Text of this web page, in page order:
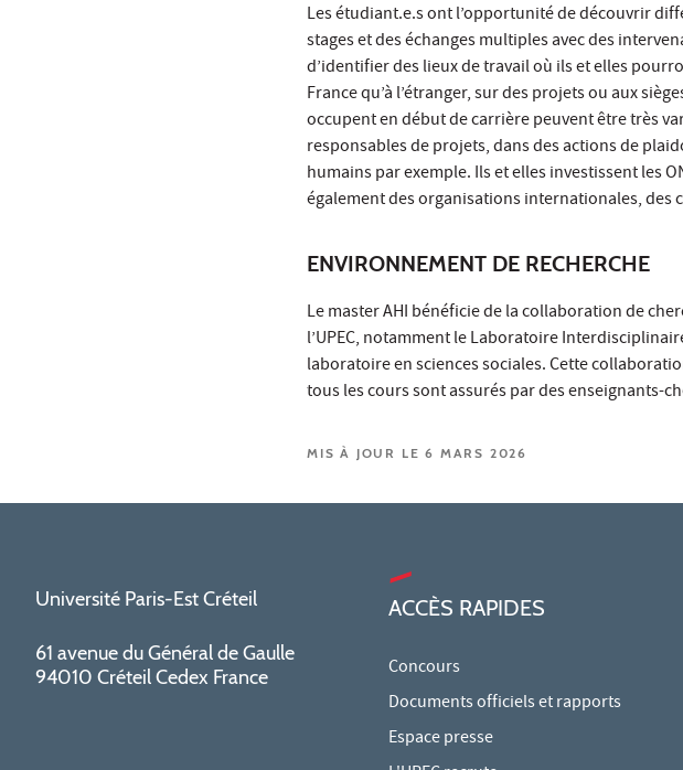
Les étudiant.e.s ont l’opportunité de découvrir
stages et des échanges multiples avec des
d’identifier des lieux de travail où ils et elles
France qu’à l’étranger, sur des projets ou aux
occupent en début de carrière peuvent être très
responsables de projets, dans des actions de
humains par exemple. Ils et elles investissent les
également des organisations internationales, des
ENVIRONNEMENT DE RECHERCHE
Le master AHI bénéficie de la collaboration de
l’UPEC, notamment le Laboratoire
laboratoire en sciences sociales. Cette
tous les cours sont assurés par des enseignants-
MIS À JOUR LE 6 MARS 2026
Université Paris-Est Créteil
61 avenue du Général de Gaulle
94010 Créteil Cedex France
ACCÈS RAPIDES
Concours
Documents officiels et rapports
Espace presse